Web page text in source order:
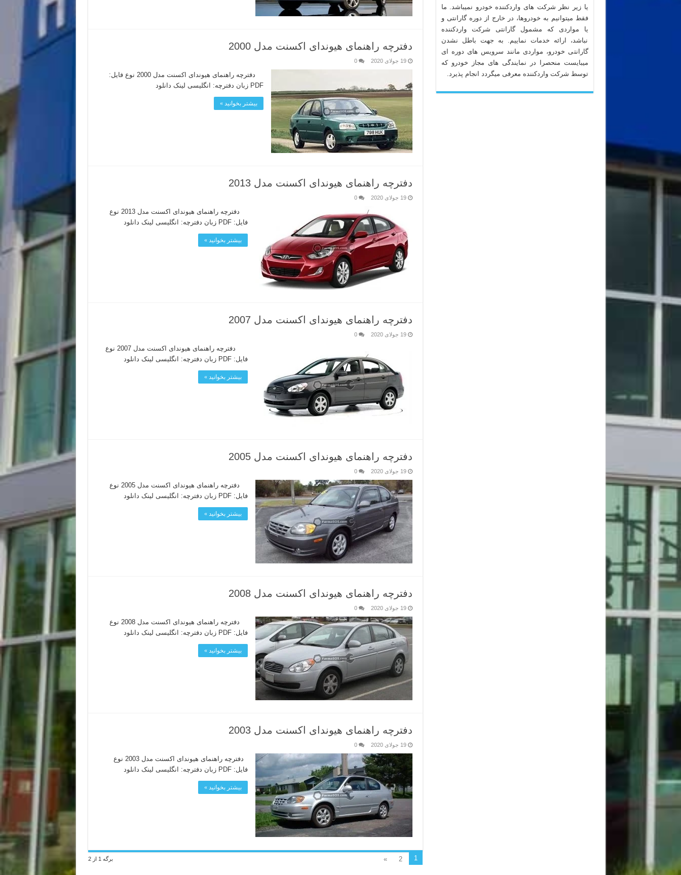
دفترچه راهنمای هیوندای اکسنت مدل 2000
19 جولای 2020 0
دفترچه راهنمای هیوندای اکسنت مدل 2000 نوع فایل:
PDF زبان دفترچه: انگلیسی لینک دانلود
بیشتر بخوانید »
دفترچه راهنمای هیوندای اکسنت مدل 2013
19 جولای 2020 0
دفترچه راهنمای هیوندای اکسنت مدل 2013 نوع
فایل: PDF زبان دفترچه: انگلیسی لینک دانلود
بیشتر بخوانید »
دفترچه راهنمای هیوندای اکسنت مدل 2007
19 جولای 2020 0
دفترچه راهنمای هیوندای اکسنت مدل 2007 نوع
فایل: PDF زبان دفترچه: انگلیسی لینک دانلود
بیشتر بخوانید »
دفترچه راهنمای هیوندای اکسنت مدل 2005
19 جولای 2020 0
دفترچه راهنمای هیوندای اکسنت مدل 2005 نوع
فایل: PDF زبان دفترچه: انگلیسی لینک دانلود
بیشتر بخوانید »
دفترچه راهنمای هیوندای اکسنت مدل 2008
19 جولای 2020 0
دفترچه راهنمای هیوندای اکسنت مدل 2008 نوع
فایل: PDF زبان دفترچه: انگلیسی لینک دانلود
بیشتر بخوانید »
دفترچه راهنمای هیوندای اکسنت مدل 2003
19 جولای 2020 0
دفترچه راهنمای هیوندای اکسنت مدل 2003 نوع
فایل: PDF زبان دفترچه: انگلیسی لینک دانلود
بیشتر بخوانید »
برگه 1 از 2 1
2
»
یا زیر نظر شرکت های واردکننده خودرو نمیباشد. ما
فقط میتوانیم به خودروها، در خارج از دوره گارانتی و
یا مواردی که مشمول گارانتی شرکت واردکننده
نباشد، ارائه خدمات نماییم. به جهت باطل نشدن
گارانتی خودرو، مواردی مانند سرویس های دوره ای
میبایست منحصرا در نمایندگی های مجاز خودرو که
توسط شرکت واردکننده معرفی میگردد انجام پذیرد.